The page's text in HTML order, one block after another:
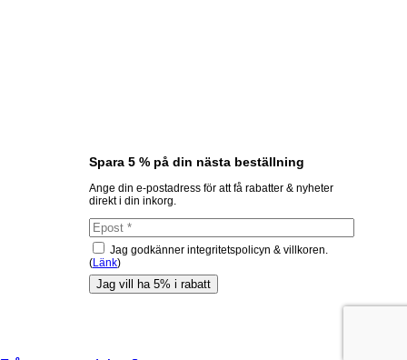
Spara 5 % på din nästa beställning
Ange din e-postadress för att få rabatter & nyheter
direkt i din inkorg.
Jag godkänner integritetspolicyn & villkoren.
(Länk)